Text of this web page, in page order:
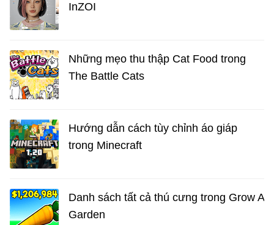
InZOI
Những mẹo thu thập Cat Food trong
The Battle Cats
Hướng dẫn cách tùy chỉnh áo giáp
trong Minecraft
Danh sách tất cả thú cưng trong Grow A
Garden